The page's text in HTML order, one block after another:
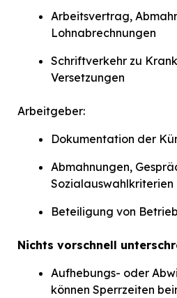
Arbeitsvertrag,
Lohnabrechnungen
Schriftverkehr zu
Versetzungen
Arbeitgeber:
Dokumentation der
Abmahnungen,
Sozialauswahlkriterien
Beteiligung von
Nichts vorschnell
Aufhebungs- oder
können Sperrzeiten